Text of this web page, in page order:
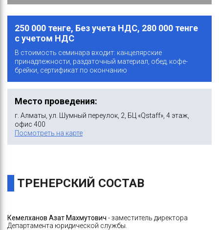
250 000 тенге, Без учета НДС, 280 000 тенге
с учетом НДС
В стоимость семинара входит: канцелярские
принадлежности, раздаточный материал, обед, кофе-
брейки, сертификат по окончанию
Место проведения:
г. Алматы, ул. Шумный переулок, 2, БЦ «Qstaff», 4 этаж,
офис 400
Посмотреть на карте
ТРЕНЕРСКИЙ СОСТАВ
Кемелханов Азат Махмутович - заместитель директора
Департамента юридической службы.